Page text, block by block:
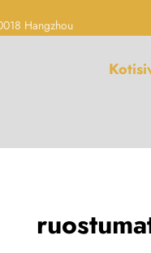
Hangzhou